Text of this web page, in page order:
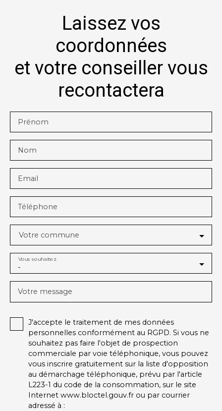
Laissez vos
coordonnées
et votre conseiller vous
recontactera
Prénom
Nom
Email
Téléphone
Votre commune
-
Vous souhaitez
Votre message
J'accepte le traitement de mes données
personnelles conformément au RGPD. Si vous ne
souhaitez pas faire l'objet de prospection
commerciale par voie téléphonique, vous pouvez
vous inscrire gratuitement sur la liste d'opposition
au démarchage téléphonique, prévu par l'article
L223-1 du code de la consommation, sur le site
Internet www.bloctel.gouv.fr ou par courrier
adressé à :